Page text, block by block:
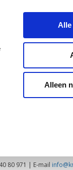
Alle
Alleen
80 971 | E-mail